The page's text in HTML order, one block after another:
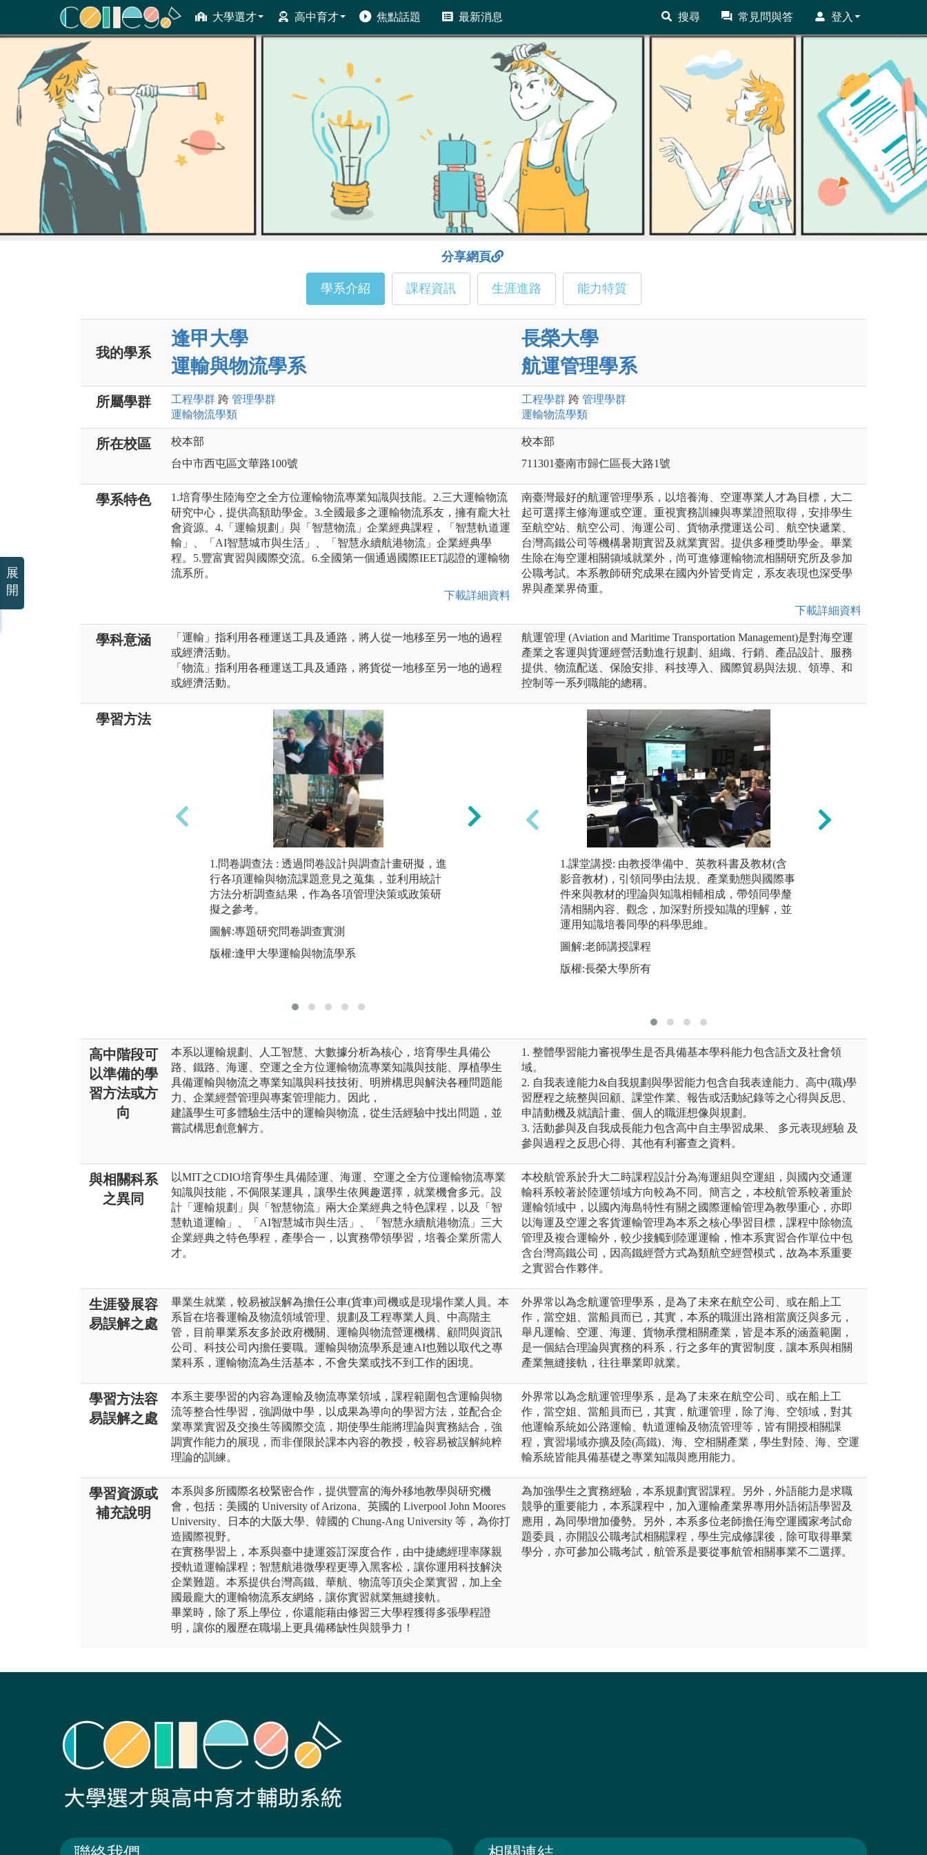
大學選才 高中育才 焦點話題 最新消息 搜尋 常見問與答 登入
ColleGo! 大學選才與高中育才輔助系統
分享網頁
學系介紹 課程資訊 生涯進路 能力特質
我的學系
逢甲大學
運輸與物流學系
長榮大學
航運管理學系
所屬學群 工程學群 跨 管理學群
運輸物流學類
工程學群 跨 管理學群
運輸物流學類
所在校區
校本部
台中市西屯區文華路100號
校本部
711301臺南市歸仁區長大路1號
學系特色
1.培育學生陸海空之全方位運輸物流專業知識與技能。2.三大運輸物流
研究中心，提供高額助學金。3.全國最多之運輸物流系友，擁有龐大社
會資源。4.「運輸規劃」與「智慧物流」企業經典課程，「智慧軌道運
輸」、「AI智慧城市與生活」、「智慧永續航港物流」企業經典學
程。5.豐富實習與國際交流。6.全國第一個通過國際IEET認證的運輸物
流系所。
下載詳細資料
南臺灣最好的航運管理學系，以培養海、空運專業人才為目標，大二
起可選擇主修海運或空運。重視實務訓練與專業證照取得，安排學生
至航空站、航空公司、海運公司、貨物承攬運送公司、航空快遞業、
台灣高鐵公司等機構暑期實習及就業實習。提供多種獎助學金。畢業
生除在海空運相關領域就業外，尚可進修運輸物流相關研究所及參加
公職考試。本系教師研究成果在國內外皆受肯定，系友表現也深受學
界與產業界倚重。
下載詳細資料
學科意涵
「運輸」指利用各種運送工具及通路，將人從一地移至另一地的過程
或經濟活動。
「物流」指利用各種運送工具及通路，將貨從一地移至另一地的過程
或經濟活動。
航運管理 (Aviation and Maritime Transportation Management)是對海空運
產業之客運與貨運經營活動進行規劃、組織、行銷、產品設計、服務
提供、物流配送、保險安排、科技導入、國際貿易與法規、領導、和
控制等一系列職能的總稱。
學習方法
1.問卷調查法 : 透過問卷設計與調查計畫研擬，進
行各項運輸與物流課題意見之蒐集，並利用統計
方法分析調查結果，作為各項管理決策或政策研
擬之參考。
圖解:專題研究問卷調查實測
版權:逢甲大學運輸與物流學系
2.資料調查法 : 透過錄影調查、人工智慧影像辨識
技術等方法，進行實際交通與物流資料之調查。
圖解:運輸規劃專題報告
版權:逢甲大學運輸與物流學系
1.課堂講授: 由教授準備中、英教科書及教材(含
影音教材)，引領同學由法規、產業動態與國際事
件來與教材的理論與知識相輔相成，帶領同學釐
清相關內容、觀念，加深對所授知識的理解，並
運用知識培養同學的科學思維。
圖解:老師講授課程
版權:長榮大學所有
高中階段可
以準備的學
習方法或方
向
本系以運輸規劃、人工智慧、大數據分析為核心，培育學生具備公
路、鐵路、海運、空運之全方位運輸物流專業知識與技能、厚植學生
具備運輸與物流之專業知識與科技技術、明辨構思與解決各種問題能
力、企業經營管理與專案管理能力。因此，
建議學生可多體驗生活中的運輸與物流，從生活經驗中找出問題，並
嘗試構思創意解方。
1. 整體學習能力審視學生是否具備基本學科能力包含語文及社會領
域。
2. 自我表達能力&自我規劃與學習能力包含自我表達能力、高中(職)學
習歷程之統整與回顧、課堂作業、報告或活動紀錄等之心得與反思、
申請動機及就讀計畫、個人的職涯想像與規劃。
3. 活動參與及自我成長能力包含高中自主學習成果、 多元表現經驗 及
參與過程之反思心得、其他有利審查之資料。
與相關科系
之異同
以MIT之CDIO培育學生具備陸運、海運、空運之全方位運輸物流專業
知識與技能，不侷限某運具，讓學生依興趣選擇，就業機會多元。設
計「運輸規劃」與「智慧物流」兩大企業經典之特色課程，以及「智
慧軌道運輸」、「AI智慧城市與生活」、「智慧永續航港物流」三大
企業經典之特色學程，產學合一，以實務帶領學習，培養企業所需人
才。
本校航管系於升大二時課程設計分為海運組與空運組，與國內交通運
輸科系較著於陸運領域方向較為不同。簡言之，本校航管系較著重於
運輸領域中，以國內海島特性有關之國際運輸管理為教學重心，亦即
以海運及空運之客貨運輸管理為本系之核心學習目標，課程中除物流
管理及複合運輸外，較少接觸到陸運運輸，惟本系實習合作單位中包
含台灣高鐵公司，因高鐵經營方式為類航空經營模式，故為本系重要
之實習合作夥伴。
生涯發展容
易誤解之處
畢業生就業，較易被誤解為擔任公車(貨車)司機或是現場作業人員。本
系旨在培養運輸及物流領域管理、規劃及工程專業人員、中高階主
管，目前畢業系友多於政府機關、運輸與物流營運機構、顧問與資訊
公司、科技公司內擔任要職。運輸與物流學系是連AI也難以取代之專
業科系，運輸物流為生活基本，不會失業或找不到工作的困境。
外界常以為念航運管理學系，是為了未來在航空公司、或在船上工
作，當空姐、當船員而已，其實，本系的職涯出路相當廣泛與多元，
舉凡運輸、空運、海運、貨物承攬相關產業，皆是本系的涵蓋範圍，
是一個結合理論與實務的科系，行之多年的實習制度，讓本系與相關
產業無縫接軌，往往畢業即就業。
學習方法容
易誤解之處
本系主要學習的內容為運輸及物流專業領域，課程範圍包含運輸與物
流等整合性學習，強調做中學，以成果為導向的學習方法，並配合企
業專業實習及交換生等國際交流，期使學生能將理論與實務結合，強
調實作能力的展現，而非僅限於課本內容的教授，較容易被誤解純粹
理論的訓練。
外界常以為念航運管理學系，是為了未來在航空公司、或在船上工
作，當空姐、當船員而已，其實，航運管理，除了海、空領域，對其
他運輸系統如公路運輸、軌道運輸及物流管理等，皆有開授相關課
程，實習場域亦擴及陸(高鐵)、海、空相關產業，學生對陸、海、空運
輸系統皆能具備基礎之專業知識與應用能力。
學習資源或
補充說明
本系與多所國際名校緊密合作，提供豐富的海外移地教學與研究機
會，包括：美國的 University of Arizona、英國的 Liverpool John Moores
University、日本的大阪大學、韓國的 Chung-Ang University 等，為你打
造國際視野。
在實務學習上，本系與臺中捷運簽訂深度合作，由中捷總經理率隊親
授軌道運輸課程；智慧航港微學程更導入黑客松，讓你運用科技解決
企業難題。本系提供台灣高鐵、華航、物流等頂尖企業實習，加上全
國最龐大的運輸物流系友網絡，讓你實習就業無縫接軌。
畢業時，除了系上學位，你還能藉由修習三大學程獲得多張學程證
明，讓你的履歷在職場上更具備稀缺性與競爭力！
為加強學生之實務經驗，本系規劃實習課程。另外，外語能力是求職
競爭的重要能力，本系課程中，加入運輸產業界專用外語術語學習及
應用，為同學增加優勢。另外，本系多位老師擔任海空運國家考試命
題委員，亦開設公職考試相關課程，學生完成修課後，除可取得畢業
學分，亦可參加公職考試，航管系是要從事航管相關事業不二選擇。
展
開